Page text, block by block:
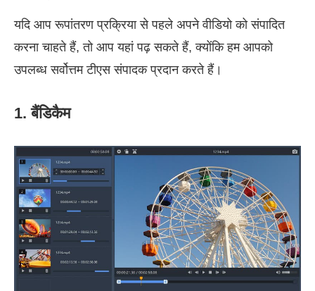
यदि आप रूपांतरण प्रक्रिया से पहले अपने वीडियो को संपादित
करना चाहते हैं, तो आप यहां पढ़ सकते हैं, क्योंकि हम आपको
उपलब्ध सर्वोत्तम टीएस संपादक प्रदान करते हैं।
1. बैंडिकैम